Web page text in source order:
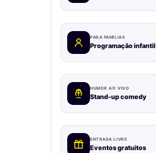
PARA FAMÍLIAS
Programação infantil
HUMOR AO VIVO
Stand-up comedy
ENTRADA LIVRE
Eventos gratuitos